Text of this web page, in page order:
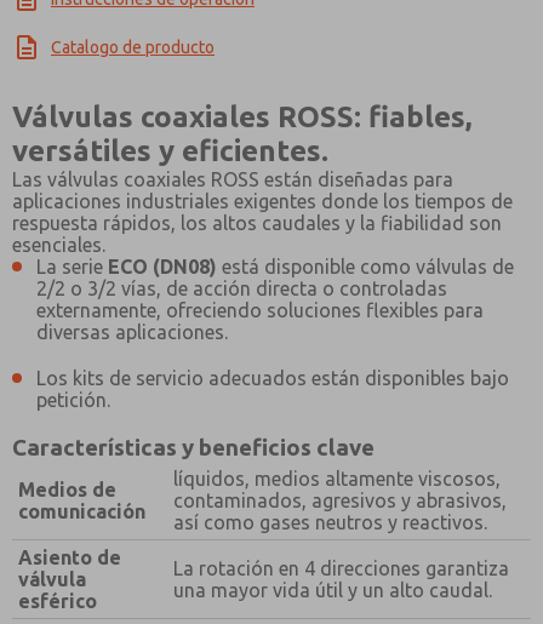
Catalogo de producto
Válvulas coaxiales ROSS: fiables,
versátiles y eficientes.
Las válvulas coaxiales ROSS están diseñadas para
aplicaciones industriales exigentes donde los tiempos de
respuesta rápidos, los altos caudales y la fiabilidad son
esenciales.
La serie ECO (DN08) está disponible como válvulas de
2/2 o 3/2 vías, de acción directa o controladas
externamente, ofreciendo soluciones flexibles para
diversas aplicaciones.
Los kits de servicio adecuados están disponibles bajo
petición.
Características y beneficios clave
Medios de
comunicación
líquidos, medios altamente viscosos,
contaminados, agresivos y abrasivos,
así como gases neutros y reactivos.
Asiento de
válvula
esférico
La rotación en 4 direcciones garantiza
una mayor vida útil y un alto caudal.
¿Método de Contacto Preferido?
Correo Electrónico
Teléfono